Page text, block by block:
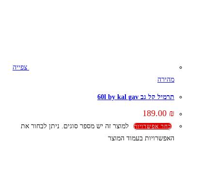
צפייה
מהירה
תרמיל קל גב 60l by kal gav
189.00 ₪
בחר אפשרויות
למוצר זה יש מספר סוגים. ניתן לבחור את
האפשרויות בעמוד המוצר